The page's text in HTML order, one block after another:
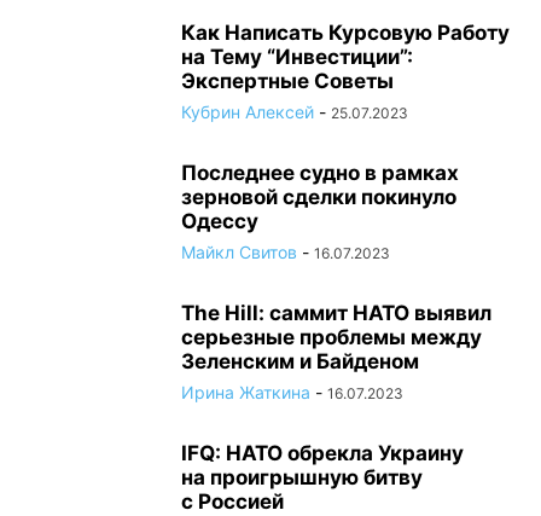
Как Написать Курсовую Работу
на Тему “Инвестиции”:
Экспертные Советы
Кубрин Алексей - 25.07.2023
Последнее судно в рамках
зерновой сделки покинуло
Одессу
Майкл Свитов - 16.07.2023
The Hill: саммит НАТО выявил
серьезные проблемы между
Зеленским и Байденом
Ирина Жаткина - 16.07.2023
IFQ: НАТО обрекла Украину
на проигрышную битву
с Россией